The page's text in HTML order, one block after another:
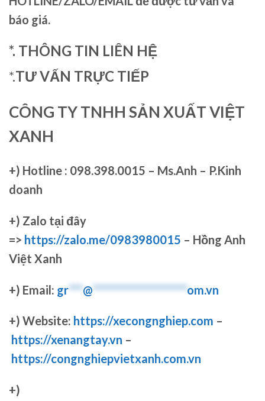
báo giá.
*. THÔNG TIN LIÊN HỆ
*.TƯ VẤN TRỰC TIẾP
CÔNG TY TNHH SẢN XUẤT VIỆT
XANH
+) Hotline : 098.398.0015 – Ms.Anh – P.Kinh
doanh
+) Zalo tại đây
=> https://zalo.me/0983980015 – Hồng Anh
Việt Xanh
+) Email: gr***@********************om.vn
+) Website: https://xecongnghiep.com –
https://xenangtay.vn –
https://congnghiepvietxanh.com.vn
+)